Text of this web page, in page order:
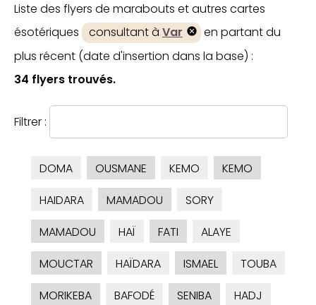
Liste des flyers de marabouts et autres cartes
ésotériques
consultant à Var
en partant du
plus récent (date d'insertion dans la base) :
34 flyers trouvés.
Filtrer :
DOMA OUSMANE KEMO
KEMO
HAIDARA
MAMADOU
SORY
MAMADOU
HAÏ FATI
ALAYE
MOUCTAR
HAÏDARA ISMAEL
TOUBA
MORIKEBA
BAFODÉ SENIBA
HADJ